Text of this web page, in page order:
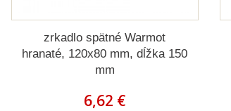
zrkadlo spätné Warmot
hranaté, 120x80 mm, dĺžka 150
mm
6,62 €